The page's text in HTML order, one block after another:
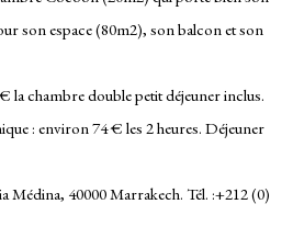
son espace (80m2), son balcon et son
la chambre double petit déjeuner inclus.
: environ 74 € les 2 heures. Déjeuner
Médina, 40000 Marrakech. Tél. :+212 (0)